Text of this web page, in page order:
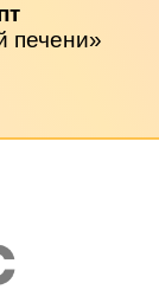
печени»